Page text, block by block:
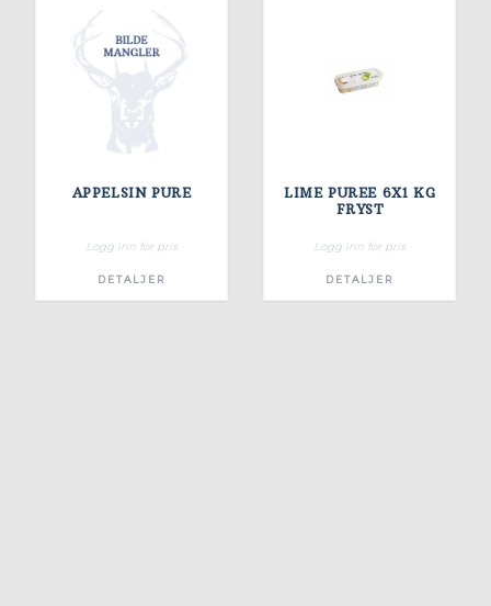
APPELSIN PURE
Logg inn for pris
DETALJER
LIME PUREE 6X1 KG
FRYST
Logg inn for pris
DETALJER